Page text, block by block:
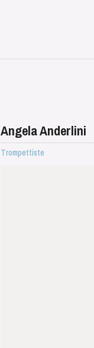
Angela Anderlini
Trompettiste